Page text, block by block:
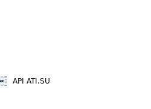
API ATI.SU